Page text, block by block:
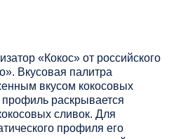
«Кокос» от российского
Вкусовая палитра
вкусом кокосовых
раскрывается
сливок. Для
профиля его